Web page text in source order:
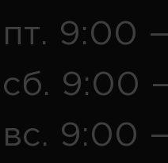
пт. 9:00
сб. 9:00
вс. 9:00